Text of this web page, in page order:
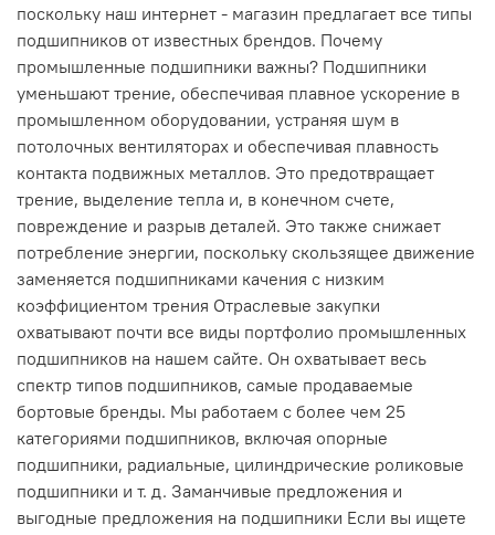
поскольку наш интернет - магазин предлагает все типы
подшипников от известных брендов. Почему
промышленные подшипники важны? Подшипники
уменьшают трение, обеспечивая плавное ускорение в
промышленном оборудовании, устраняя шум в
потолочных вентиляторах и обеспечивая плавность
контакта подвижных металлов. Это предотвращает
трение, выделение тепла и, в конечном счете,
повреждение и разрыв деталей. Это также снижает
потребление энергии, поскольку скользящее движение
заменяется подшипниками качения с низким
коэффициентом трения Отраслевые закупки
охватывают почти все виды портфолио промышленных
подшипников на нашем сайте. Он охватывает весь
спектр типов подшипников, самые продаваемые
бортовые бренды. Мы работаем с более чем 25
категориями подшипников, включая опорные
подшипники, радиальные, цилиндрические роликовые
подшипники и т. д. Заманчивые предложения и
выгодные предложения на подшипники Если вы ищете